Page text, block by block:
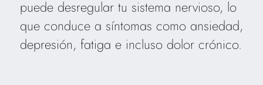
puede desregular tu sistema nervioso, lo
que conduce a síntomas como ansiedad,
depresión, fatiga e incluso dolor crónico.